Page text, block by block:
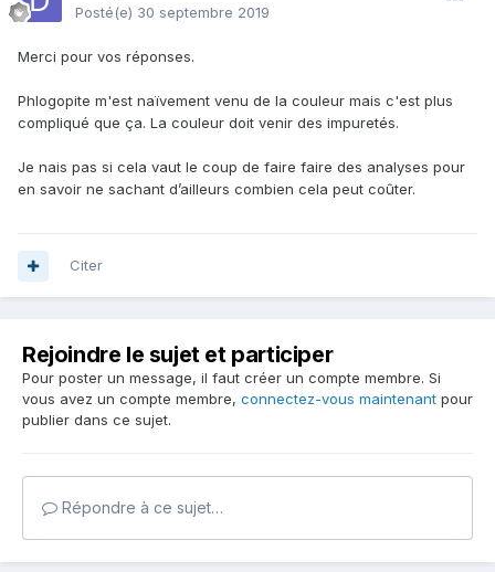
Posté(e) 30 septembre 2019
Merci pour vos réponses.
Phlogopite m'est naïvement venu de la couleur mais c'est plus
compliqué que ça. La couleur doit venir des impuretés.
Je nais pas si cela vaut le coup de faire faire des analyses pour
en savoir ne sachant d’ailleurs combien cela peut coûter.
Citer
Rejoindre le sujet et participer
Pour poster un message, il faut créer un compte membre. Si
vous avez un compte membre, connectez-vous maintenant pour
publier dans ce sujet.
Répondre à ce sujet…